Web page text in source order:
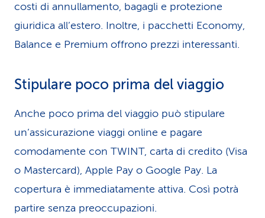
costi di annullamento, bagagli e protezione
giuridica all’estero. Inoltre, i pacchetti Economy,
Balance e Premium offrono prezzi interessanti.
Stipulare poco prima del viaggio
Anche poco prima del viaggio può stipulare
un’assicurazione viaggi online e pagare
comodamente con TWINT, carta di credito (Visa
o Mastercard), Apple Pay o Google Pay. La
copertura è immediatamente attiva. Così potrà
partire senza preoccupazioni.